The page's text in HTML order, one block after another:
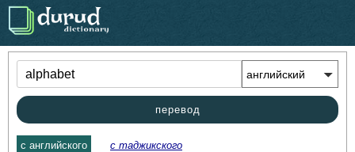
.
перевод
c английского с таджикского